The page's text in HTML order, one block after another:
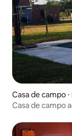
Casa de campo
Casa de campo